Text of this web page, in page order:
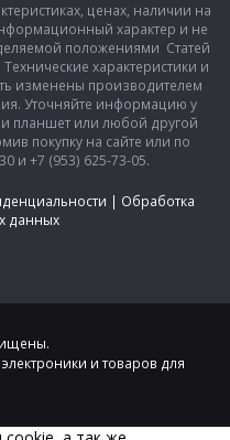
ценах, наличии на
характер и не
положениями Статей
характеристики и
изменены производителем
Уточняйте информацию у
планшет или любой другой
покупку на сайте или по
и +7 (953) 625-73-05.
| Обработка
данных
и товаров для